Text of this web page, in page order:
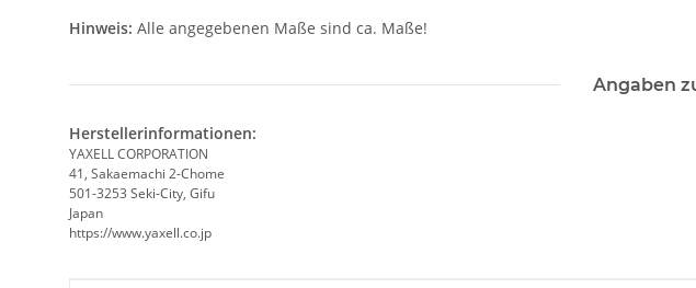
Hinweis: Alle angegebenen Maße sind ca. Maße!
Angaben
Herstellerinformationen:
YAXELL CORPORATION
41, Sakaemachi 2-Chome
501-3253 Seki-City, Gifu
Japan
https://www.yaxell.co.jp